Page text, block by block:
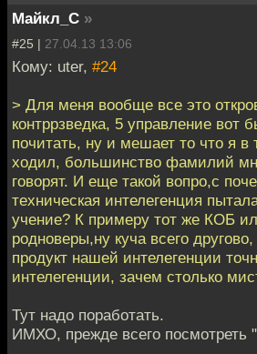
Майкл_С »
#25 | 27.04.13 13:06
Кому: uter, #24
> Для меня вообще все это
контррзведка, 5 управление вот
почитать, ну и мешает то что я в
ходил, большинство фамилий
говорят. И еще такой вопро,с
техническая интелегенция
учение? К примеру тот же КОБ
родноверы,ну куча всего
продукт нашей интелегенции
интелегенции, зачем столько
Тут надо поработать.
ИМХО, прежде всего посмотреть